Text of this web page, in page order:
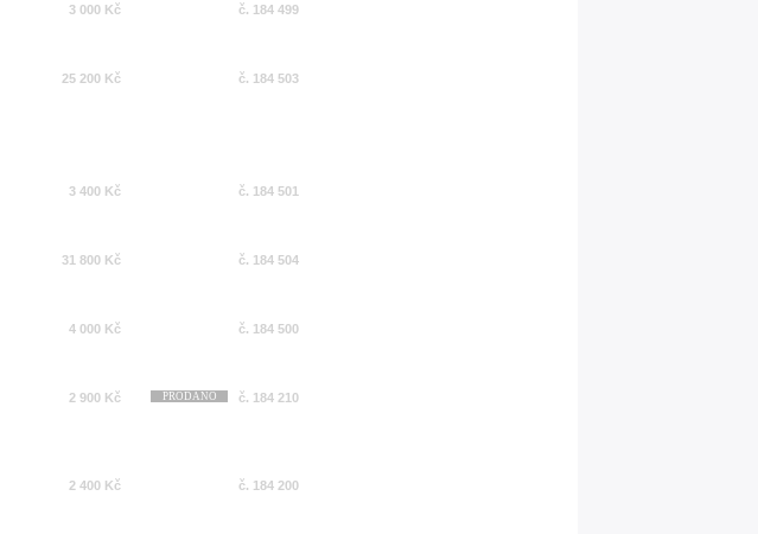
3 000 Kč č. 184 499
25 200 Kč č. 184 503
3 400 Kč č. 184 501
31 800 Kč č. 184 504
4 000 Kč č. 184 500
2 900 Kč PRODÁNO č. 184 210
2 400 Kč č. 184 200